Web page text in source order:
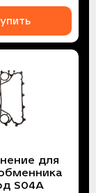
для
S04A